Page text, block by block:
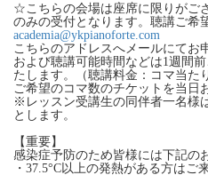
☆こちらの会場は座席に限りがご
のみの受付となります。聴講ご希
academia@ykpianoforte.com
こちらのアドレスへメールにてお
および聴講可能時間などは1週間
たします。（聴講料金：コマ当た
ご希望のコマ数のチケットを当日
※レッスン受講生の同伴者一名様
とします。
【重要】
感染症予防のため皆様には下記の
・37.5°C以上の発熱がある方はご